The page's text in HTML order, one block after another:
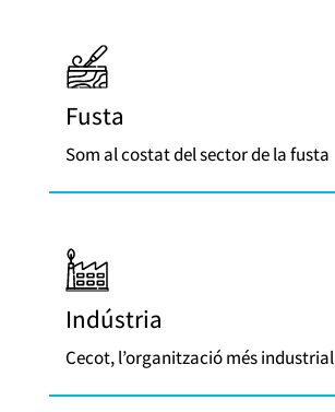
Fusta
Som al costat del sector de la fusta
Indústria
Cecot, l’organització més industrial